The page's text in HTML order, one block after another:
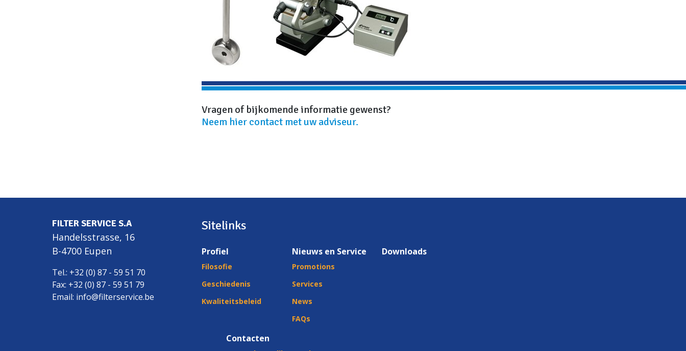
Vragen of bijkomende informatie gewenst?
Neem hier contact met uw adviseur.
FILTER SERVICE S.A
Handelsstrasse, 16
B-4700 Eupen
Tel.: +32 (0) 87 - 59 51 70
Fax: +32 (0) 87 - 59 51 79
Email: info@filterservice.be
Sitelinks
Profiel
Filosofie
Geschiedenis
Kwaliteitsbeleid
Nieuws en Service
Promotions
Services
News
FAQs
Downloads
Contacten